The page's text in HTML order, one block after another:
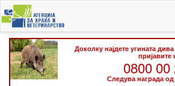
Skip
to
main
content
Доколку најдете угината
пријавите
0800 00
Следува награда